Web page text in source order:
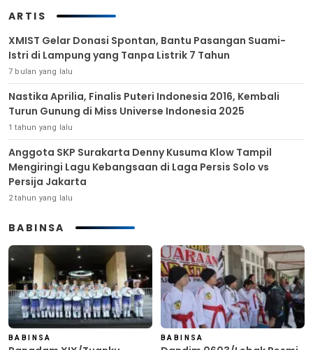
ARTIS
XMIST Gelar Donasi Spontan, Bantu Pasangan Suami-
Istri di Lampung yang Tanpa Listrik 7 Tahun
7 bulan yang lalu
Nastika Aprilia, Finalis Puteri Indonesia 2016, Kembali
Turun Gunung di Miss Universe Indonesia 2025
1 tahun yang lalu
Anggota SKP Surakarta Denny Kusuma Klow Tampil
Mengiringi Lagu Kebangsaan di Laga Persis Solo vs
Persija Jakarta
2 tahun yang lalu
BABINSA
BABINSA BABINSA